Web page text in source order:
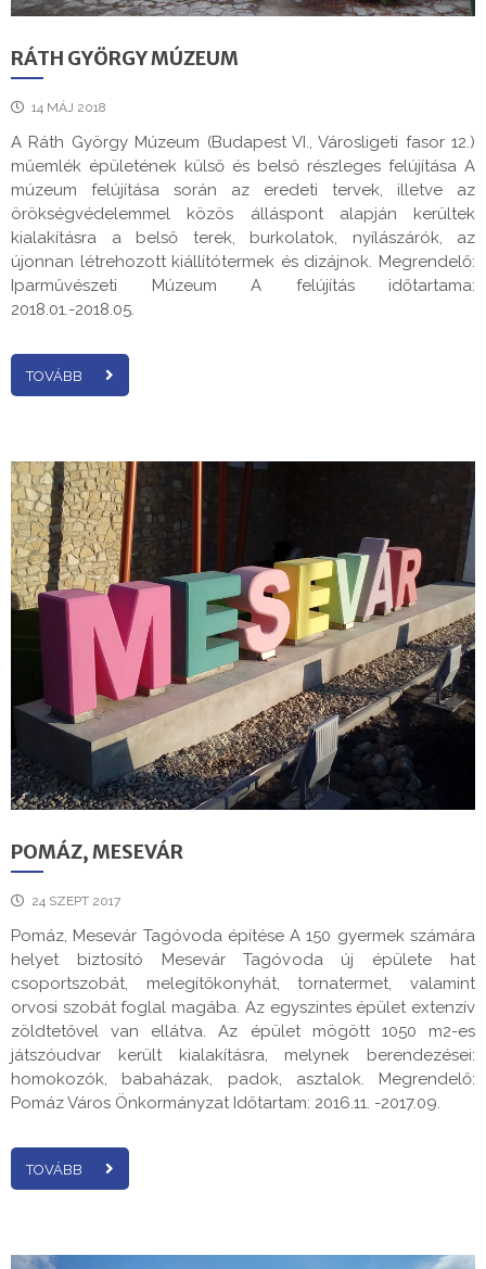
RÁTH GYÖRGY MÚZEUM
14 MÁJ 2018
A Ráth György Múzeum (Budapest VI., Városligeti fasor 12.)
műemlék épületének külső és belső részleges felújítása A
múzeum felújítása során az eredeti tervek, illetve az
örökségvédelemmel közös álláspont alapján kerültek
kialakításra a belső terek, burkolatok, nyílászárók, az
újonnan létrehozott kiállítótermek és dizájnok. Megrendelő:
Iparművészeti Múzeum A felújítás időtartama:
2018.01.-2018.05.
TOVÁBB
POMÁZ, MESEVÁR
24 SZEPT 2017
Pomáz, Mesevár Tagóvoda építése A 150 gyermek számára
helyet biztosító Mesevár Tagóvoda új épülete hat
csoportszobát, melegítőkonyhát, tornatermet, valamint
orvosi szobát foglal magába. Az egyszintes épület extenzív
zöldtetővel van ellátva. Az épület mögött 1050 m2-es
játszóudvar került kialakításra, melynek berendezései:
homokozók, babaházak, padok, asztalok. Megrendelő:
Pomáz Város Önkormányzat Időtartam: 2016.11. -2017.09.
TOVÁBB